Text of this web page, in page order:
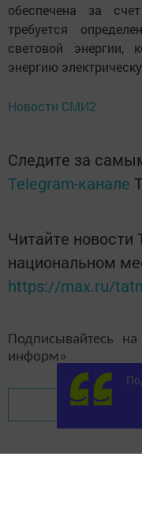
обеспечена за
требуется
световой энергии,
энергию
Новости СМИ2
Следите за
Telegram-канале
Читайте новости
национальном
https://max.ru/
Подписывайтесь
информ»
Перейти